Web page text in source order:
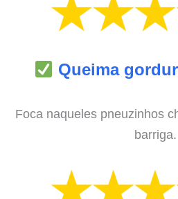
Queima
Foca naqueles pneuzinhos
barriga.